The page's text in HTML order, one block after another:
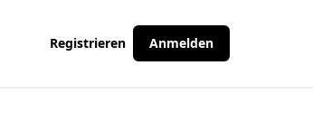
Registrieren Anmelden